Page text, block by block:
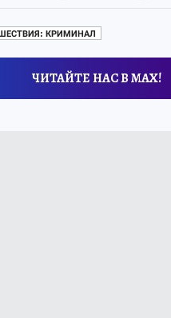
КРИМИНАЛ
ЧИТАЙТЕ НАС В МАХ!